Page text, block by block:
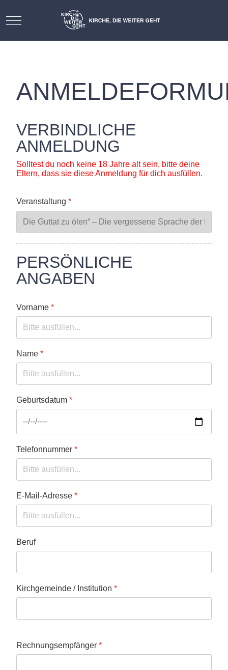
Mobile Menu Toggle
VERBINDLICHE
ANMELDUNG
Solltest du noch keine 18 Jahre alt sein, bitte deine
Eltern, dass sie diese Anmeldung für dich ausfüllen.
Veranstaltung *
PERSÖNLICHE
ANGABEN
Vorname *
Name *
Geburtsdatum *
Telefonnummer *
E-Mail-Adresse *
Beruf
Kirchgemeinde / Institution *
Rechnungsempfänger *